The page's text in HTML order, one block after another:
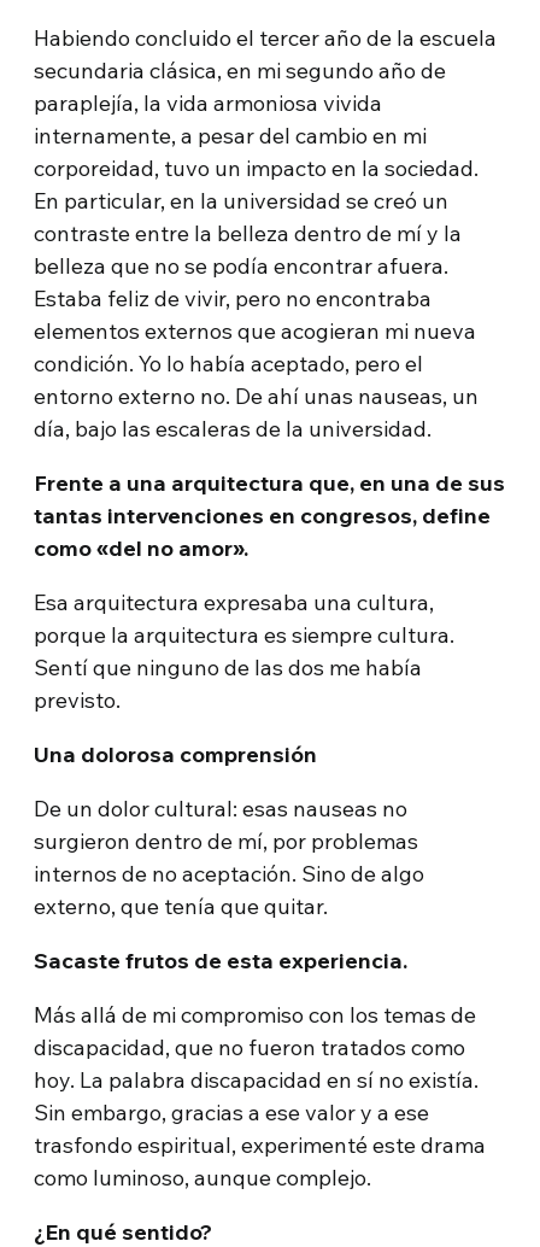
Habiendo concluido el tercer año de la escuela
secundaria clásica, en mi segundo año de
paraplejía, la vida armoniosa vivida
internamente, a pesar del cambio en mi
corporeidad, tuvo un impacto en la sociedad.
En particular, en la universidad se creó un
contraste entre la belleza dentro de mí y la
belleza que no se podía encontrar afuera.
Estaba feliz de vivir, pero no encontraba
elementos externos que acogieran mi nueva
condición. Yo lo había aceptado, pero el
entorno externo no. De ahí unas nauseas, un
día, bajo las escaleras de la universidad.
Frente a una arquitectura que, en una de sus
tantas intervenciones en congresos, define
como «del no amor».
Esa arquitectura expresaba una cultura,
porque la arquitectura es siempre cultura.
Sentí que ninguno de las dos me había
previsto.
Una dolorosa comprensión
De un dolor cultural: esas nauseas no
surgieron dentro de mí, por problemas
internos de no aceptación. Sino de algo
externo, que tenía que quitar.
Sacaste frutos de esta experiencia.
Más allá de mi compromiso con los temas de
discapacidad, que no fueron tratados como
hoy. La palabra discapacidad en sí no existía.
Sin embargo, gracias a ese valor y a ese
trasfondo espiritual, experimenté este drama
como luminoso, aunque complejo.
¿En qué sentido?